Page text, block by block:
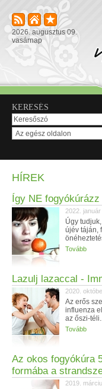
2026. augusztus 09.
vasárnap
KERESÉS
HÍREK
Így NE
2022.
Úgy
újév táján,
Tovább
Lazulj lazaccal -
2020.
Az erős
influenza
az őszi-
Tovább
Az okos fogyókúra
formába a
2019.